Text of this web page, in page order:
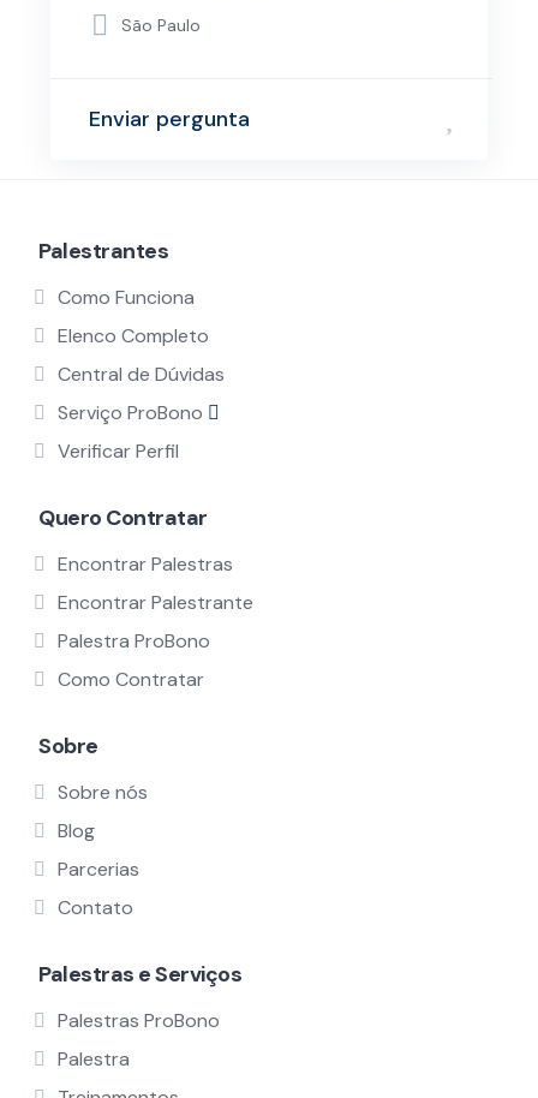
São Paulo
Enviar pergunta
Palestrantes
Como Funciona
Elenco Completo
Central de Dúvidas
Serviço ProBono
Verificar Perfil
Quero Contratar
Encontrar Palestras
Encontrar Palestrante
Palestra ProBono
Como Contratar
Sobre
Sobre nós
Blog
Parcerias
Contato
Palestras e Serviços
Palestras ProBono
Palestra